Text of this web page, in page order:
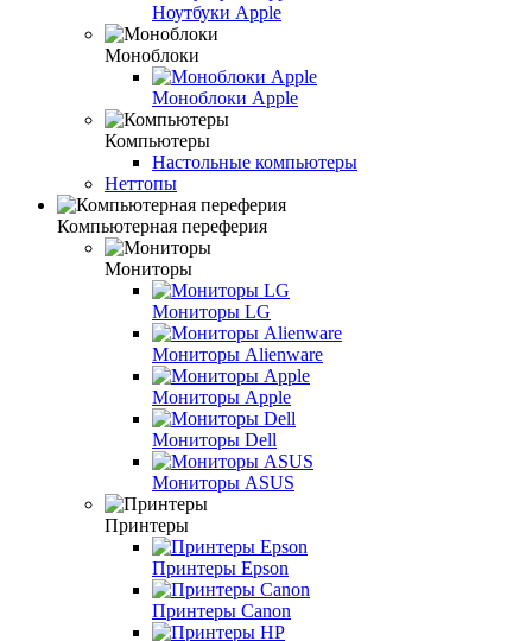
Ноутбуки Apple
Моноблоки
Моноблоки Apple
Компьютеры
Настольные компьютеры
Неттопы
Компьютерная переферия
Мониторы
Мониторы LG
Мониторы Alienware
Мониторы Apple
Мониторы Dell
Мониторы ASUS
Принтеры
Принтеры Epson
Принтеры Canon